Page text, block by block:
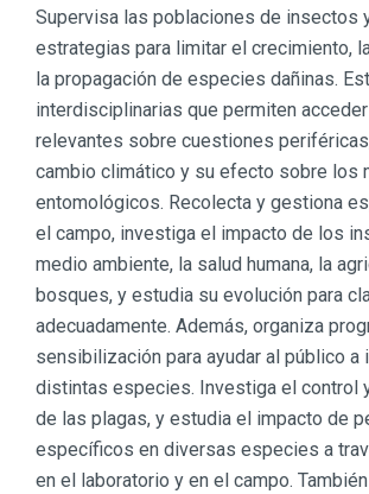
Supervisa las poblaciones de insectos
estrategias para limitar el crecimiento,
la propagación de especies dañinas.
interdisciplinarias que permiten
relevantes sobre cuestiones
cambio climático y su efecto sobre los
entomológicos. Recolecta y gestiona
el campo, investiga el impacto de los
medio ambiente, la salud humana, la
bosques, y estudia su evolución para
adecuadamente. Además, organiza
sensibilización para ayudar al público a
distintas especies. Investiga el control
de las plagas, y estudia el impacto de
específicos en diversas especies a
en el laboratorio y en el campo.